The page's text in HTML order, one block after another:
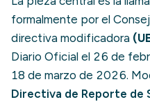
formalmente por el
directiva modificadora
Diario Oficial el 26 de
18 de marzo de 2026.
Directiva de Reporte de